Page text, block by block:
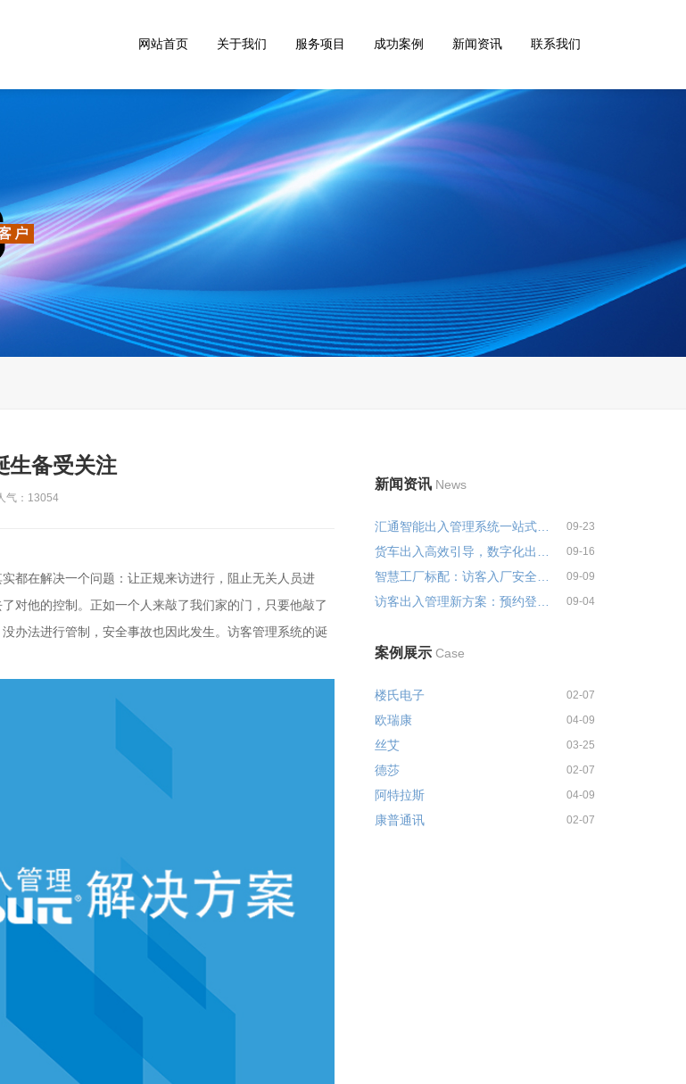
网站首页 关于我们 服务项目 成功案例 新闻资讯 联系我们
生备受关注
气：13054
都在解决一个问题：让正规来访进行，阻止无关人员进
对他的控制。正如一个人来敲了我们家的门，只要他敲了
办法进行管制，安全事故也因此发生。访客管理系统的诞
新闻资讯 News
汇通智能出入管理系统一站式解决... 09-23
09-16
09-09
09-04
案例展示 Case
楼氏电子 02-07
欧瑞康 04-09
丝艾 03-25
德莎 02-07
阿特拉斯 04-09
康普通讯 02-07